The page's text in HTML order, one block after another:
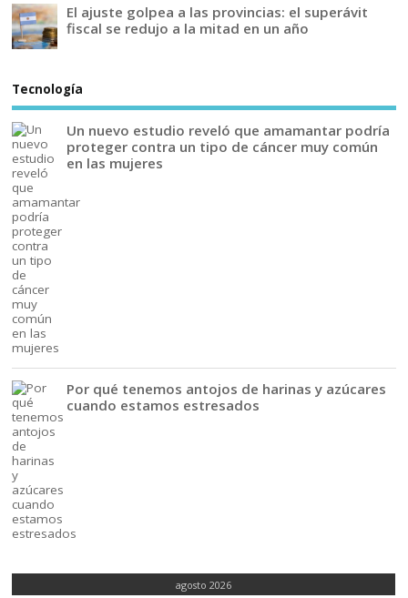
El ajuste golpea a las provincias: el superávit
fiscal se redujo a la mitad en un año
Tecnología
Un nuevo estudio reveló que amamantar podría
proteger contra un tipo de cáncer muy común
en las mujeres
Por qué tenemos antojos de harinas y azúcares
cuando estamos estresados
agosto 2026